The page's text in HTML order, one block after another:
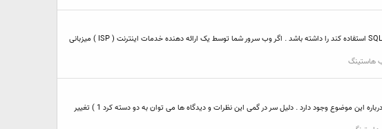
اگر می خواهید وب سایت شما قادر به ذخیره سازی و نمایش داده از پایگاه داده باشد وب سرور شما باید دسترسی به یک سیستم پایگاه داده که از زبان SQL استفاده کند را داشته باشد . اگر وب سرور شما توسط یک ارائه دهنده خدمات اینترنت ( ISP ) میزبانی
هاستینگ
اگر شما جستجویی برای جواب سؤال " آیا جا و مکان سرور بر SEO تآثیر می گذارد ؟ " انجام دهید خواهید دید که بسیاری از دیدگاه ها و نظرات مختلف درباره این موضوع وجود دارد . دلیل سر در گمی این نظرات و دیدگاه ها می توان به دو دسته کرد 1 ) تغییر